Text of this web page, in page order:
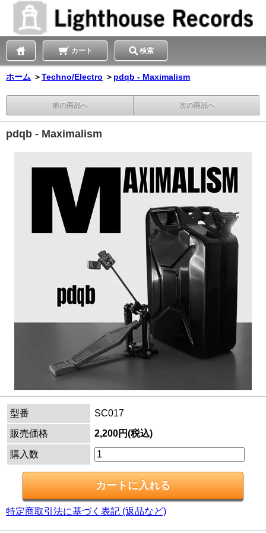
カート 検索
ホーム ＞Techno/Electro ＞ pdqb - Maximalism
前の商品へ 次の商品へ
pdqb - Maximalism
型番
SC017
販売価格
2,200円(税込)
購入数
特定商取引法に基づく表記 (返品など)